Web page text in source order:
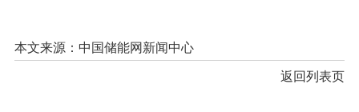
本文来源：中国储能网新闻中心
返回列表页